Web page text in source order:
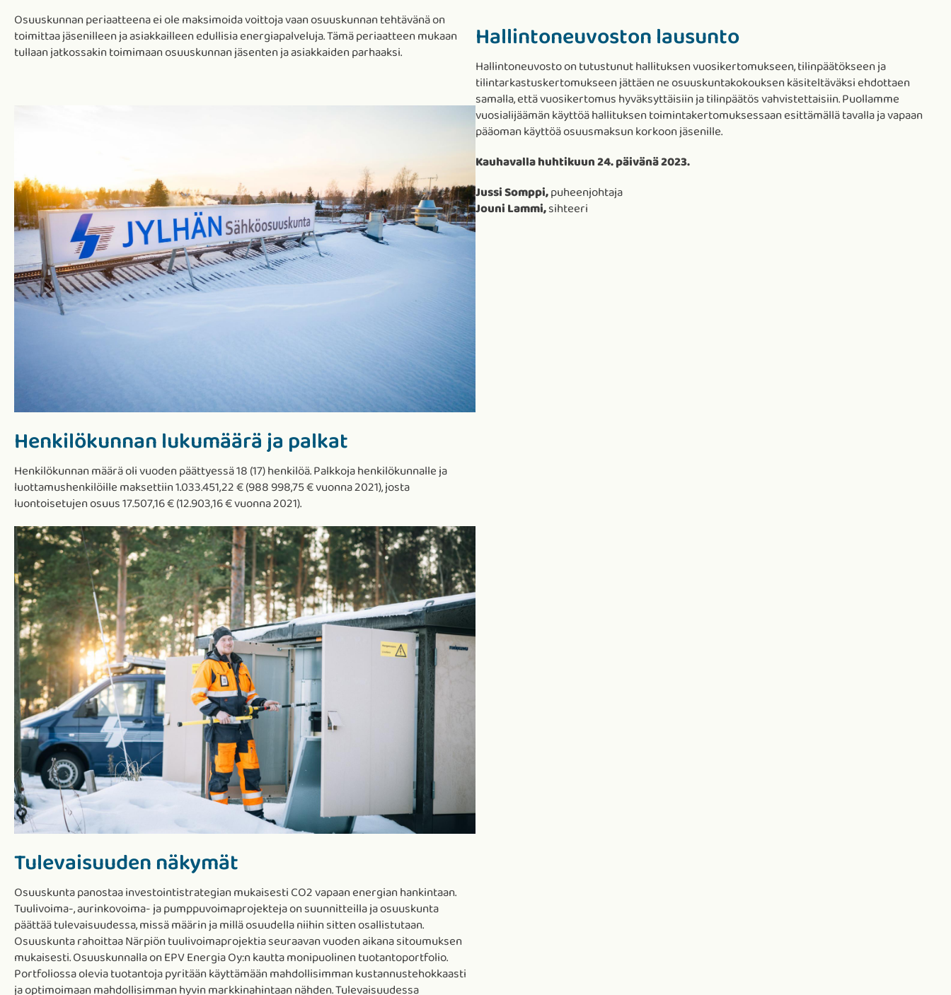
Osuuskunnan periaatteena ei ole maksimoida voittoja vaan osuuskunnan tehtävänä on
toimittaa jäsenilleen ja asiakkailleen edullisia energiapalveluja. Tämä periaatteen mukaan
tullaan jatkossakin toimimaan osuuskunnan jäsenten ja asiakkaiden parhaaksi.
Henkilökunnan lukumäärä ja palkat
Henkilökunnan määrä oli vuoden päättyessä 18 (17) henkilöä. Palkkoja henkilökunnalle ja
luottamushenkilöille maksettiin 1.033.451,22 € (988 998,75 € vuonna 2021), josta
luontoisetujen osuus 17.507,16 € (12.903,16 € vuonna 2021).
Tulevaisuuden näkymät
Osuuskunta panostaa investointistrategian mukaisesti CO2 vapaan energian hankintaan.
Tuulivoima-, aurinkovoima- ja pumppuvoimaprojekteja on suunnitteilla ja osuuskunta
päättää tulevaisuudessa, missä määrin ja millä osuudella niihin sitten osallistutaan.
Osuuskunta rahoittaa Närpiön tuulivoimaprojektia seuraavan vuoden aikana sitoumuksen
mukaisesti. Osuuskunnalla on EPV Energia Oy:n kautta monipuolinen tuotantoportfolio.
Portfoliossa olevia tuotantoja pyritään käyttämään mahdollisimman kustannustehokkaasti
ja optimoimaan mahdollisimman hyvin markkinahintaan nähden. Tulevaisuudessa
Hallintoneuvoston lausunto
Hallintoneuvosto on tutustunut hallituksen vuosikertomukseen, tilinpäätökseen ja
tilintarkastuskertomukseen jättäen ne osuuskuntakokouksen käsiteltäväksi ehdottaen
samalla, että vuosikertomus hyväksyttäisiin ja tilinpäätös vahvistettaisiin. Puollamme
vuosialijäämän käyttöä hallituksen toimintakertomuksessaan esittämällä tavalla ja vapaan
pääoman käyttöä osuusmaksun korkoon jäsenille.
Kauhavalla huhtikuun 24. päivänä 2023.
Jussi Somppi,puheenjohtaja
Jouni Lammi,sihteeri